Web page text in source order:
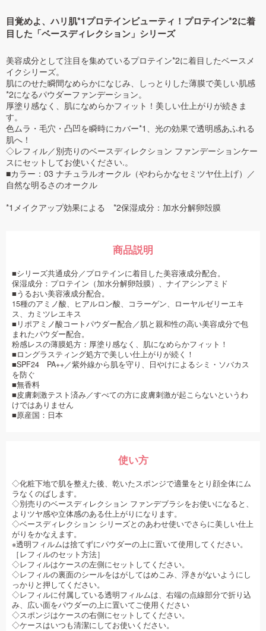
目覚めよ、ハリ肌*1プロテインビューティ！プロテイン*2に着
目した「ベースディレクション」シリーズ
美容成分として注目を集めているプロテイン*2に着目したベースメ
イクシリーズ。
肌にのせた瞬間なめらかになじみ、しっとりした薄膜で美しい肌感
*2になるパウダーファンデーション。
厚塗り感なく、肌になめらかフィット！美しい仕上がりが続きま
す。
色ムラ・毛穴・凸凹を瞬時にカバー*1、光の効果で透明感あふれる
肌へ！
◇レフィル／別売りのベースディレクション ファンデーションケー
スにセットしてお使いください.。
■カラー：03 ナチュラルオークル（やわらかなセミツヤ仕上げ）／
自然な明るさのオークル
*1メイクアップ効果による *2保湿成分：加水分解卵殻膜
商品説明
■シリーズ共通成分／プロテインに着目した美容液成分配合。
保湿成分：プロテイン（加水分解卵殻膜）、ナイアシンアミド
■うるおい美容液成分配合。
15種のアミノ酸、ヒアルロン酸、コラーゲン、ローヤルゼリーエキ
ス、カミツレエキス
■リポアミノ酸コートパウダー配合／肌と親和性の高い美容成分で包
まれたパウダー配合。
粉感レスの薄膜処方：厚塗り感なく、肌になめらかフィット！
■ロングラスティング処方で美しい仕上がりが続く！
■SPF24 PA++／紫外線から肌を守り、日やけによるシミ・ソバカス
を防ぐ
■無香料
■皮膚刺激テスト済み／すべての方に皮膚刺激が起こらないというわ
けではありません
■原産国：日本
使い方
◇化粧下地で肌を整えた後、乾いたスポンジで適量をとり顔全体にム
ラなくのばします。
◇別売りのベースディレクション ファンデブラシをお使いになると、
よりツヤ感や立体感のある仕上がりになります。
◇ベースディレクション シリーズとのあわせ使いでさらに美しい仕上
がりをかなえます。
※透明フィルムは捨てずにパウダーの上に置いて使用してください。
［レフィルのセット方法］
◇レフィルはケースの左側にセットしてください。
◇レフィルの裏面のシールをはがしてはめこみ、浮きがないようにし
っかりと押してください。
◇レフィルに付属している透明フィルムは、右端の点線部分で折り込
み、広い面をパウダーの上に置いてご使用ください
◇スポンジはケースの右側にセットしてください。
◇ケースはいつも清潔にしてお使いください。